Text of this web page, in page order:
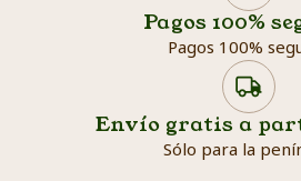
Pagos 100%
Pagos 100%
Envío gratis a
Sólo para la